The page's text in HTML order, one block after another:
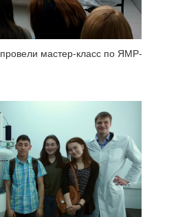
провели мастер-класс по ЯМР-